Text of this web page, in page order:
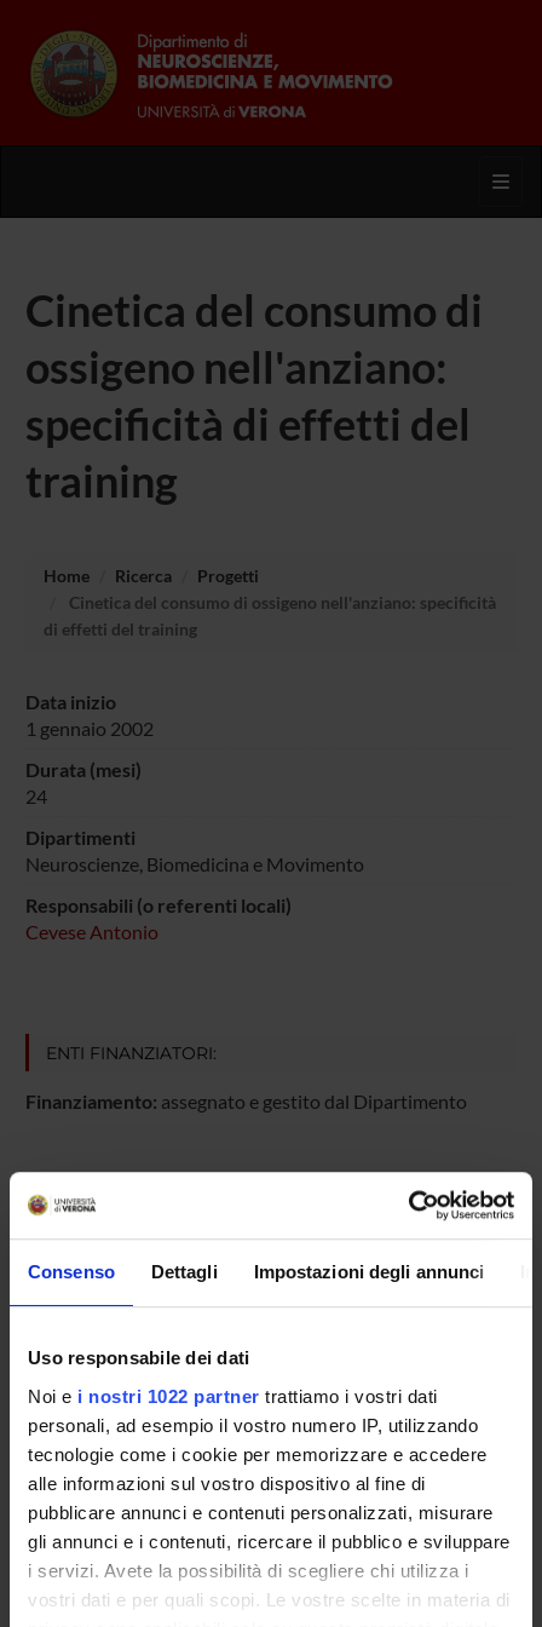
Consenso Dettagli Impostazioni degli annunci
Uso responsabile dei dati
Noi e i nostri 1022 partner trattiamo i vostri dati
personali, ad esempio il vostro numero IP, utilizzando
tecnologie come i cookie per memorizzare e accedere
alle informazioni sul vostro dispositivo al fine di
pubblicare annunci e contenuti personalizzati, misurare
gli annunci e i contenuti, ricercare il pubblico e sviluppare
i servizi. Avete la possibilità di scegliere chi utilizza i
vostri dati e per quali scopi. Le vostre scelte in materia di
Cinetica del consumo di
ossigeno nell'anziano:
specificità di effetti del
training
Home Ricerca
Progetti
Cinetica del consumo di ossigeno nell'anziano: specificità
di effetti del training
Data inizio
1 gennaio 2002
Durata (mesi)
24
Dipartimenti
Neuroscienze, Biomedicina e Movimento
Responsabili (o referenti locali)
Cevese Antonio
ENTI FINANZIATORI:
Finanziamento: assegnato e gestito dal Dipartimento
PARTECIPANTI AL PROGETTO
Roberto Poltronieri
Paolo Terziotti
SEZIONI